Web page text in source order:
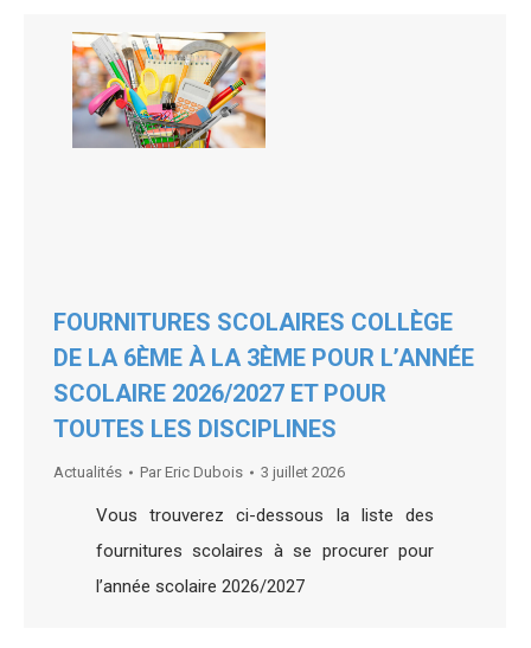
FOURNITURES SCOLAIRES COLLÈGE
DE LA 6ÈME À LA 3ÈME POUR L’ANNÉE
SCOLAIRE 2026/2027 ET POUR
TOUTES LES DISCIPLINES
Actualités Par Eric Dubois 3 juillet 2026
Vous trouverez ci-dessous la liste des
fournitures scolaires à se procurer pour
l’année scolaire 2026/2027